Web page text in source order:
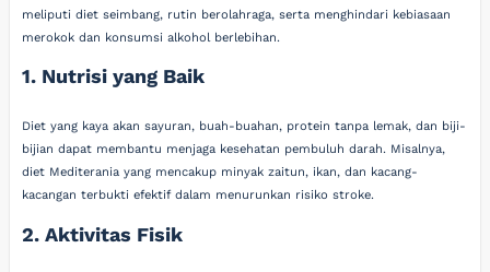
meliputi diet seimbang, rutin berolahraga, serta menghindari kebiasaan
merokok dan konsumsi alkohol berlebihan.
1. Nutrisi yang Baik
Diet yang kaya akan sayuran, buah-buahan, protein tanpa lemak, dan biji-
bijian dapat membantu menjaga kesehatan pembuluh darah. Misalnya,
diet Mediterania yang mencakup minyak zaitun, ikan, dan kacang-
kacangan terbukti efektif dalam menurunkan risiko stroke.
2. Aktivitas Fisik